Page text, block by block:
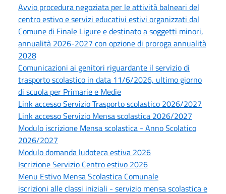
Avvio procedura negoziata per le attività balneari del
centro estivo e servizi educativi estivi organizzati dal
Comune di Finale Ligure e destinato a soggetti minori,
annualità 2026-2027 con opzione di proroga annualità
2028
Comunicazioni ai genitori riguardante il servizio di
trasporto scolastico in data 11/6/2026, ultimo giorno
di scuola per Primarie e Medie
Link accesso Servizio Trasporto scolastico 2026/2027
Link accesso Servizio Mensa scolastica 2026/2027
Modulo iscrizione Mensa scolastica - Anno Scolatico
2026/2027
Modulo domanda ludoteca estiva 2026
Iscrizione Servizio Centro estivo 2026
Menu Estivo Mensa Scolastica Comunale
iscrizioni alle classi iniziali - servizio mensa scolastica e